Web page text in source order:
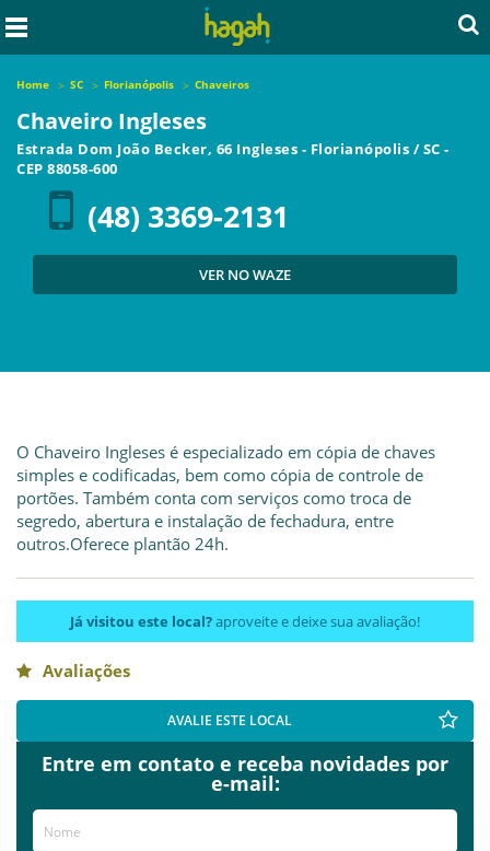
Home SC Florianópolis Chaveiros
Chaveiro Ingleses
Estrada Dom João Becker, 66 Ingleses - Florianópolis /SC -
CEP 88058-600
(48) 3369-2131
VER NO WAZE
O Chaveiro Ingleses é especializado em cópia de chaves
simples e codificadas, bem como cópia de controle de
portões. Também conta com serviços como troca de
segredo, abertura e instalação de fechadura, entre
outros.Oferece plantão 24h.
Já visitou este local?aproveite e deixe sua avaliação!
Avaliações
AVALIE ESTE LOCAL
Entre em contato e receba novidades por
e-mail: